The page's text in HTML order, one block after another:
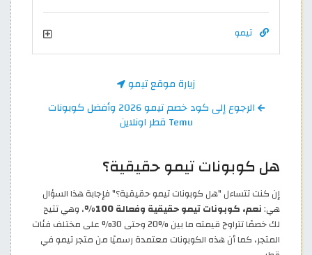
تيمو
زيارة موقع تيمو
الرجوع إلى كود خصم تيمو 2026 وأفضل كوبونات
Temu قطر اونلاين
هل كوبونات تيمو حقيقية؟
إن كنت تتساءل "هل كوبونات تيمو حقيقية؟" فإجابة هذا السؤال
هي:نعم، كوبونات تيمو حقيقية وفعالة 100%
، وهي تتيح
لك خصمًا تتراوح قيمته ما بين %20 وحتى 30% على مختلف فئات
المتجر، كما أن هذه الكوبونات معتمدة رسميًا من متجر تيمو في